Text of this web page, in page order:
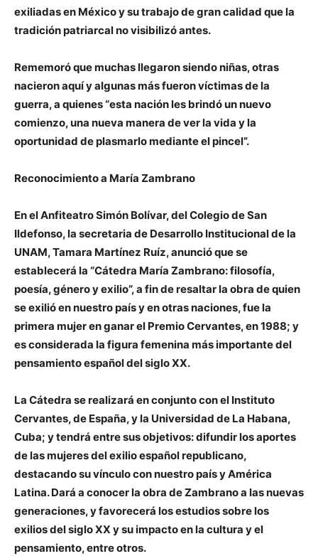
exiliadas en México y su trabajo de gran calidad que la
tradición patriarcal no visibilizó antes.
Rememoró que muchas llegaron siendo niñas, otras
nacieron aquí y algunas más fueron víctimas de la
guerra, a quienes “esta nación les brindó un nuevo
comienzo, una nueva manera de ver la vida y la
oportunidad de plasmarlo mediante el pincel”.
Reconocimiento a María Zambrano
En el Anfiteatro Simón Bolívar, del Colegio de San
Ildefonso, la secretaria de Desarrollo Institucional de la
UNAM, Tamara Martínez Ruíz, anunció que se
establecerá la “Cátedra María Zambrano: filosofía,
poesía, género y exilio”, a fin de resaltar la obra de quien
se exilió en nuestro país y en otras naciones, fue la
primera mujer en ganar el Premio Cervantes, en 1988; y
es considerada la figura femenina más importante del
pensamiento español del siglo XX.
La Cátedra se realizará en conjunto con el Instituto
Cervantes, de España, y la Universidad de La Habana,
Cuba; y tendrá entre sus objetivos: difundir los aportes
de las mujeres del exilio español republicano,
destacando su vínculo con nuestro país y América
Latina. Dará a conocer la obra de Zambrano a las nuevas
generaciones, y favorecerá los estudios sobre los
exilios del siglo XX y su impacto en la cultura y el
pensamiento, entre otros.